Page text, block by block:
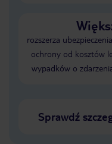
rozszerza
ochrony od kosztów
wypadków o
Sprawdź